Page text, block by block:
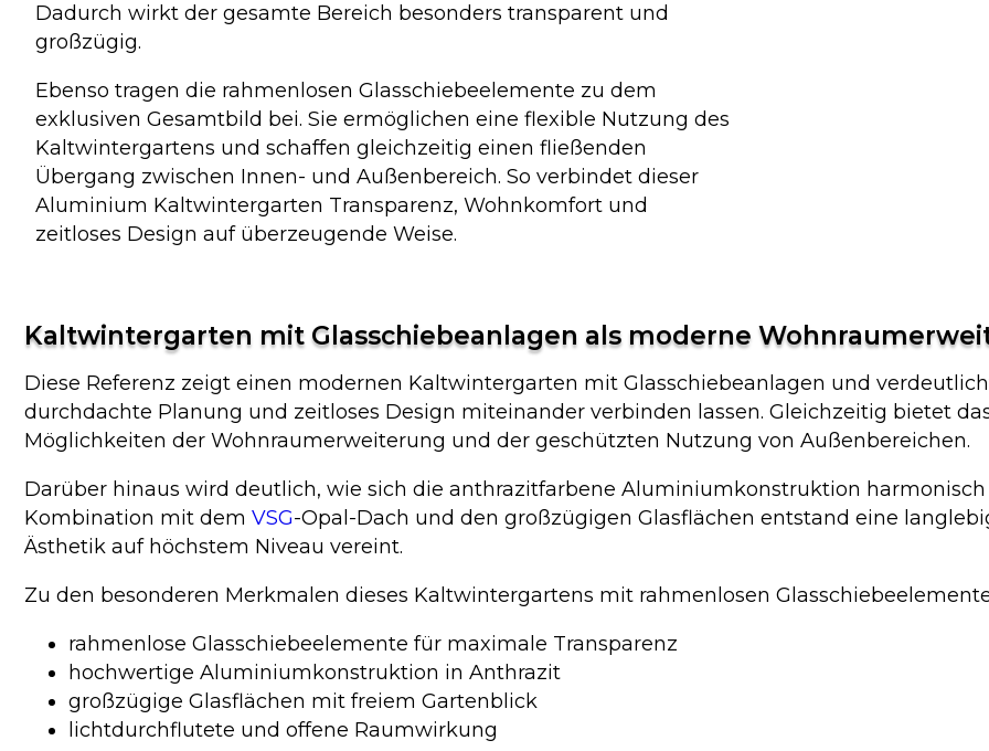
Dadurch wirkt der gesamte Bereich besonders transparent und
großzügig.
Ebenso tragen die rahmenlosen Glasschiebeelemente zu dem
exklusiven Gesamtbild bei. Sie ermöglichen eine flexible Nutzung des
Kaltwintergartens und schaffen gleichzeitig einen fließenden
Übergang zwischen Innen- und Außenbereich. So verbindet dieser
Aluminium Kaltwintergarten Transparenz, Wohnkomfort und
zeitloses Design auf überzeugende Weise.
Kaltwintergarten mit Glasschiebeanlagen als moderne
Diese Referenz zeigt einen modernen Kaltwintergarten mit Glasschiebeanlagen und
durchdachte Planung und zeitloses Design miteinander verbinden lassen. Gleichzeitig bietet
Möglichkeiten der Wohnraumerweiterung und der geschützten Nutzung von Außenbereichen.
Darüber hinaus wird deutlich, wie sich die anthrazitfarbene Aluminiumkonstruktion
Kombination mit dem VSG-Opal-Dach und den großzügigen Glasflächen entstand eine
Ästhetik auf höchstem Niveau vereint.
Zu den besonderen Merkmalen dieses Kaltwintergartens mit rahmenlosen
rahmenlose Glasschiebeelemente für maximale Transparenz
hochwertige Aluminiumkonstruktion in Anthrazit
großzügige Glasflächen mit freiem Gartenblick
lichtdurchflutete und offene Raumwirkung